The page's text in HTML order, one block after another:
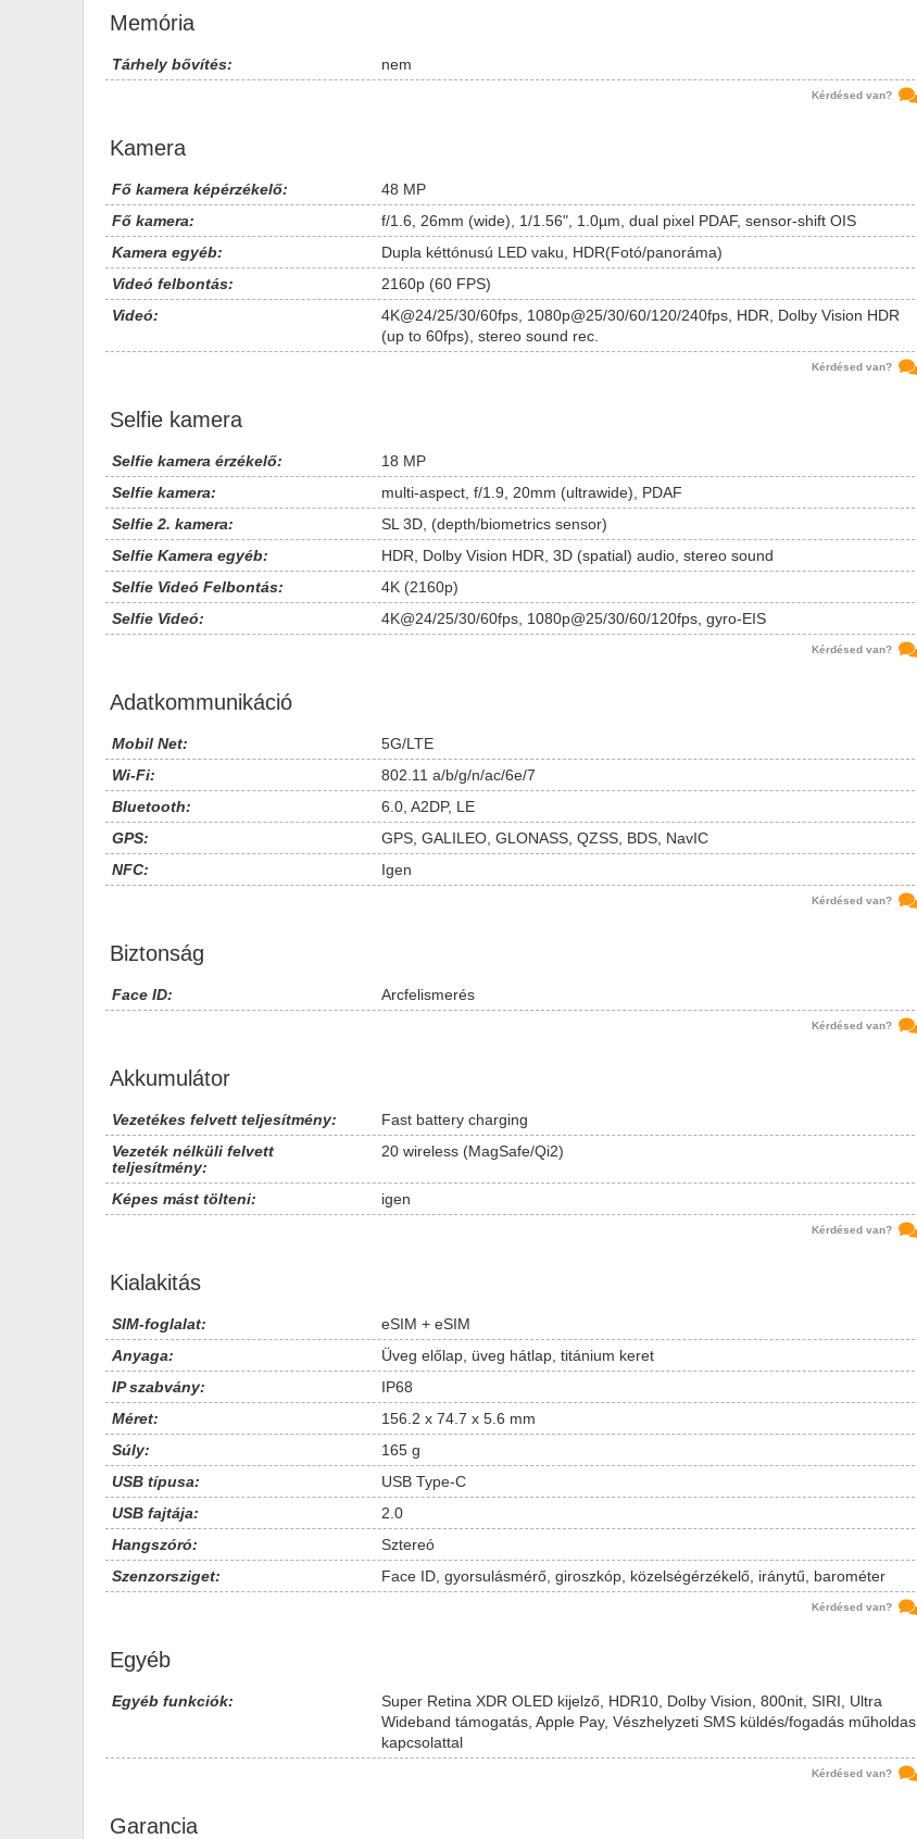
Memória
Tárhely bővítés: nem
Kérdésed van?
Kamera
Fő kamera képérzékelő:
48 MP
Fő kamera:
f/1.6, 26mm (wide), 1/1.56", 1.0µm, dual pixel PDAF, sensor-shift OIS
Kamera egyéb:
Dupla kéttónusú LED vaku, HDR(Fotó/panoráma)
Videó felbontás:
2160p (60 FPS)
Videó:
4K@24/25/30/60fps, 1080p@25/30/60/120/240fps, HDR, Dolby Vision HDR
(up to 60fps), stereo sound rec.
Kérdésed van?
Selfie kamera
Selfie kamera érzékelő:
18 MP
Selfie kamera:
multi-aspect, f/1.9, 20mm (ultrawide), PDAF
Selfie 2. kamera:
SL 3D, (depth/biometrics sensor)
Selfie Kamera egyéb:
HDR, Dolby Vision HDR, 3D (spatial) audio, stereo sound
Selfie Videó Felbontás:
4K (2160p)
Selfie Videó:
4K@24/25/30/60fps, 1080p@25/30/60/120fps, gyro-EIS
Kérdésed van?
Adatkommunikáció
Mobil Net:
5G/LTE
Wi-Fi:
802.11 a/b/g/n/ac/6e/7
Bluetooth:
6.0, A2DP, LE
GPS:
GPS, GALILEO, GLONASS, QZSS, BDS, NavIC
NFC:
Igen
Kérdésed van?
Biztonság
Face ID: Arcfelismerés
Kérdésed van?
Akkumulátor
Vezetékes felvett teljesítmény:
Fast battery charging
Vezeték nélküli felvett
teljesítmény:
20 wireless (MagSafe/Qi2)
Képes mást tölteni: igen
Kérdésed van?
Kialakitás
SIM-foglalat:
eSIM + eSIM
Anyaga:
Üveg előlap, üveg hátlap, titánium keret
IP szabvány:
IP68
Méret:
156.2 x 74.7 x 5.6 mm
Súly:
165 g
USB típusa:
USB Type-C
USB fajtája:
2.0
Hangszóró:
Sztereó
Szenzorsziget:
Face ID, gyorsulásmérő, giroszkóp, közelségérzékelő, iránytű, barométer
Kérdésed van?
Egyéb
Egyéb funkciók:
Super Retina XDR OLED kijelző, HDR10, Dolby Vision, 800nit, SIRI, Ultra
Wideband támogatás, Apple Pay, Vészhelyzeti SMS küldés/fogadás műholdas
kapcsolattal
Kérdésed van?
Garancia